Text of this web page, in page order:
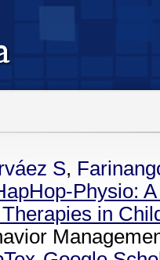
S,
Physio:
in